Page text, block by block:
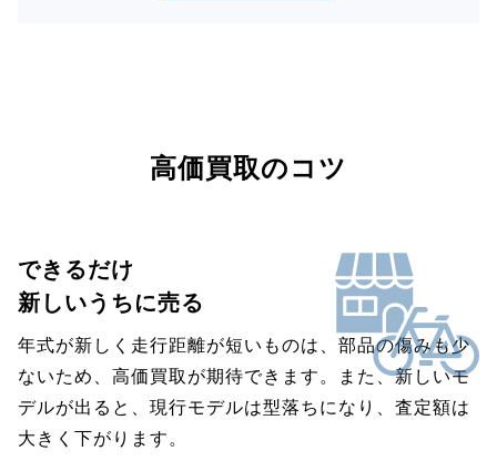
高価買取のコツ
できるだけ
新しいうちに売る
年式が新しく走行距離が短いものは、部品の傷みも少
ないため、高価買取が期待できます。また、新しいモ
デルが出ると、現行モデルは型落ちになり、査定額は
大きく下がります。